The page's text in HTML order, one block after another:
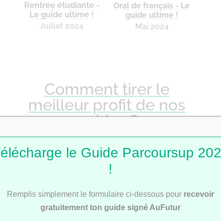
Rentrée étudiante -
Le guide ultime !
Juillet 2024
Oral de français - Le
guide ultime !
Mai 2024
Comment tirer le
meilleur profit de nos
guides ?
utile de consulter lesguides pratiques en
fonction de tes besoins du moment.
le Guide Parcoursup
!
Remplis simplement le formulaire ci-dessous pour recevoir
gratuitement ton guide signé AuFutur